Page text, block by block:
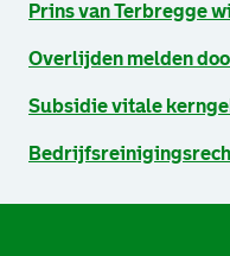
Prins van Terbregge
Overlijden melden
Subsidie vitale